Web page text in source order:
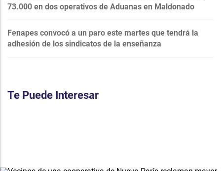
73.000 en dos operativos de Aduanas en Maldonado
Fenapes convocó a un paro este martes que tendrá la
adhesión de los sindicatos de la enseñanza
Te Puede Interesar